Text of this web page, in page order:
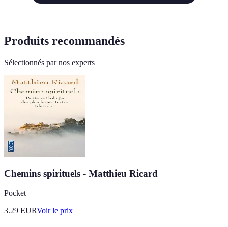
Produits recommandés
Sélectionnés par nos experts
Chemins spirituels - Matthieu Ricard
Pocket
3.29 EURVoir le prix